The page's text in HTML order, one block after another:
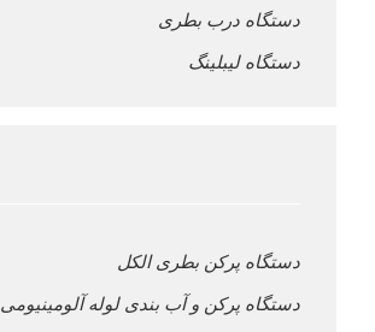
دستگاه درب بطری
دستگاه لیبلینگ
دستگاه پرکن بطری الکل
دستگاه پرکن و آب بندی لوله آلومینیومی